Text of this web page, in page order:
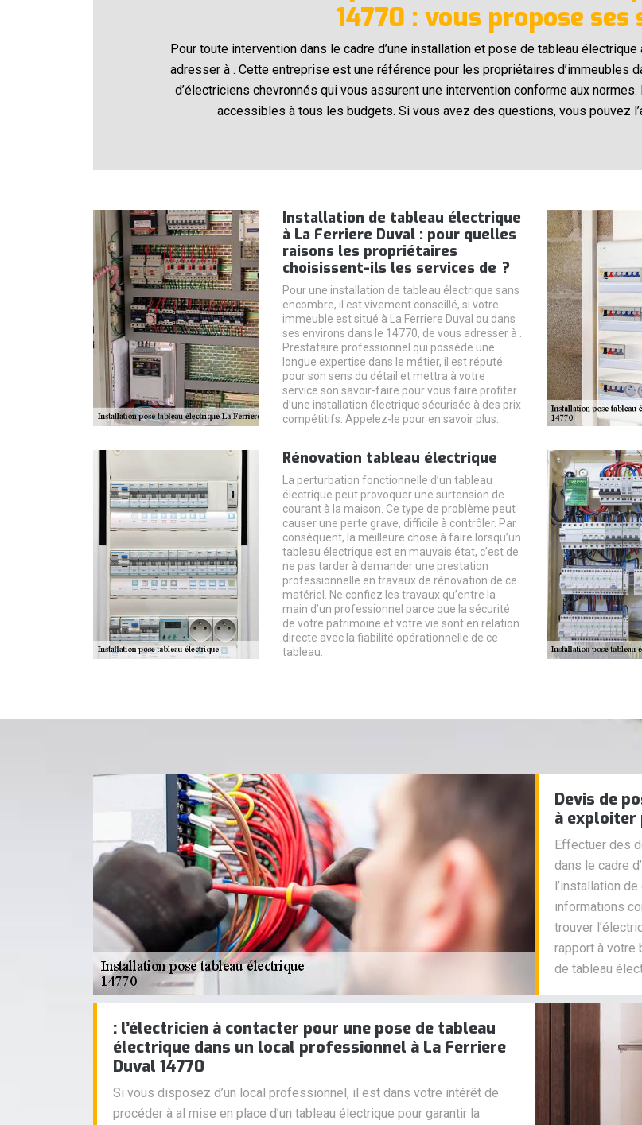
14770 : vous propose ses
Pour toute intervention dans le cadre d’une installation et pose de tableau
adresser à . Cette entreprise est une référence pour les propriétaires d’immeubles
d’électriciens chevronnés qui vous assurent une intervention conforme aux
accessibles à tous les budgets. Si vous avez des questions, vous pouvez
Installation de tableau électrique
à La Ferriere Duval : pour quelles
raisons les propriétaires
choisissent-ils les services de ?
Pour une installation de tableau électrique sans
encombre, il est vivement conseillé, si votre
immeuble est situé à La Ferriere Duval ou dans
ses environs dans le 14770, de vous adresser à .
Prestataire professionnel qui possède une
longue expertise dans le métier, il est réputé
pour son sens du détail et mettra à votre
service son savoir-faire pour vous faire profiter
d’une installation électrique sécurisée à des prix
compétitifs. Appelez-le pour en savoir plus.
Rénovation tableau électrique
La perturbation fonctionnelle d’un tableau
électrique peut provoquer une surtension de
courant à la maison. Ce type de problème peut
causer une perte grave, difficile à contrôler. Par
conséquent, la meilleure chose à faire lorsqu’un
tableau électrique est en mauvais état, c’est de
ne pas tarder à demander une prestation
professionnelle en travaux de rénovation de ce
matériel. Ne confiez les travaux qu’entre la
main d’un professionnel parce que la sécurité
de votre patrimoine et votre vie sont en relation
directe avec la fiabilité opérationnelle de ce
tableau.
Devis de
à exploiter
Effectuer des
dans le cadre
l’installation
informations
trouver
rapport à votre
de tableau
: l’électricien à contacter pour une pose de tableau
électrique dans un local professionnel à La Ferriere
Duval 14770
Si vous disposez d’un local professionnel, il est dans votre intérêt de
procéder à al mise en place d’un tableau électrique pour garantir la